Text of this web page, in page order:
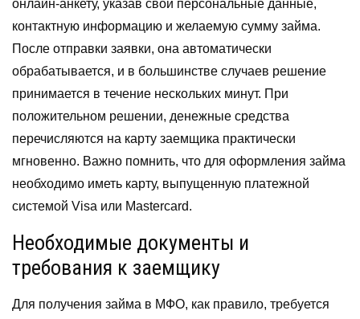
онлайн-анкету, указав свои персональные данные,
контактную информацию и желаемую сумму займа.
После отправки заявки, она автоматически
обрабатывается, и в большинстве случаев решение
принимается в течение нескольких минут. При
положительном решении, денежные средства
перечисляются на карту заемщика практически
мгновенно. Важно помнить, что для оформления займа
необходимо иметь карту, выпущенную платежной
системой Visa или Mastercard.
Необходимые документы и
требования к заемщику
Для получения займа в МФО, как правило, требуется